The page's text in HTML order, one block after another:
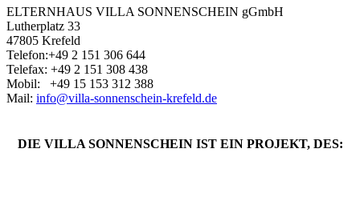
ELTERNHAUS VILLA SONNENSCHEIN gGmbH
Lutherplatz 33
47805 Krefeld
Telefon:+49 2 151 306 644
Telefax: +49 2 151 308 438
Mobil: +49 ‭15 153 312 388‬
Mail: info@villa-sonnenschein-krefeld.de
DIE VILLA SONNENSCHEIN IST EIN PROJEKT, DES: